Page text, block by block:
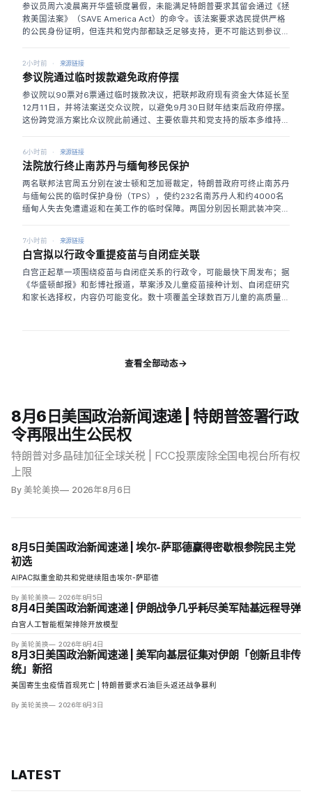
8月6日美国政治新闻速递 | 特朗普签署行政
令再限出生公民权
特朗普对多晶硅加征全球关税 | FCC投票废除全国电视台所有权
上限
By 美轮美换 2026年8月6日
8月5日美国政治新闻速递 | 埃尔-萨耶德赢得密歇根参院民主党
初选
AIPAC拟重金助共和党继续阻击埃尔-萨耶德
By 美轮美换 2026年8月5日
8月4日美国政治新闻速递 | 伊朗战争几乎耗尽美军陆基远程导弹
白宫人工智能框架排除开放模型
By 美轮美换 2026年8月4日
8月3日美国政治新闻速递 | 美军向基层征集对伊朗「创新且非传
统」新招
美国寄生虫疫情首现死亡 | 特朗普要求石油巨头返还战争暴利
By 美轮美换 2026年8月3日
令人沮丧且毫无成果。布兰奇正式接替被迫下台的帕姆·邦迪；其代理任
内司法部已与白宫维持异常紧密的协同，并重新寻求起诉符合特朗普意愿
的对象。此次确认不太改变司法部的即时运作，却让特朗普亲信以完整任
参议员周六凌晨离开华盛顿度暑假，未能满足特朗普要求其留会通过《拯
救美国法案》（SAVE America Act）的命令。该法案要求选民提供严格
的公民身份证明，但连共和党内部都缺乏足够支持，更不可能达到参议院
案部分内容塞进一项更大的共和党预算包，后者将为伊朗战争和五角大楼
补充资金。特朗普接受了替代路径，参院随即结束会期。事件显示特朗普
虽可设定甚至扰乱国会议程，却仍未完全掌控参议院的程序和票数；共和
党把投票资格限制与战争拨款捆绑，也可能令秋季预算谈判更具争议。证
明公民身份的要求可能影响无法方便取得文件的合格选民，相关版本仍将
参议院通过临时拨款避免政府停摆
2小时前 来源链接
参议院以90票对6票通过临时拨款决议，把联邦政府现有资金大体延长至
12月11日，并将法案送交众议院，以避免9月30日财年结束后政府停摆。
这份跨党派方案比众议院此前通过、主要依靠共和党支持的版本多维持一
拨款委员会主席苏珊·柯林斯则强调方案没有「毒丸」条款。众议院仍是
最大变数：参议院文本暂时阻止政治任命官员实施一项联邦拨款规则，民
主党担心该规则让政府任意取消补助，但这项限制也可能流失共和党票。
众议院8月31日复会后只剩数周协调；在过去一年发生两次创纪录停摆
后，两党在中期选举前都倾向把冲突推迟。📄 CBS News
法院放行终止南苏丹与缅甸移民保护
6小时前 来源链接
两名联邦法官周五分别在波士顿和芝加哥裁定，特朗普政府可终止南苏丹
与缅甸公民的临时保护身份（TPS），使约232名南苏丹人和约4000名
缅甸人失去免遭遣返和在美工作的临时保障。两国分别因长期武装冲突及
权限问题挑战，主张只有司法部长而非国土安全部可终止TPS。波士顿法
官帕蒂·萨里斯与芝加哥法官马修·肯内利均驳回该论点，认为否定国土安
全部终止资格的权力，也会动摇其长期延长保护的权限。国土安全部总法
律顾问称，目前只有埃塞俄比亚和索马里的TPS终止令仍受法院阻挡。两
项裁决延续最高法院保守派多数收紧下级法院审查的方向，并进一步打开
白宫拟以行政令重提疫苗与自闭症关联
7小时前 来源链接
白宫正起草一项围绕疫苗与自闭症关系的行政令，可能最快下周发布；据
《华盛顿邮报》和彭博社报道，草案涉及儿童疫苗接种计划、自闭症研究
和家长选择权，内容仍可能变化。数十项覆盖全球数百万儿童的高质量研
以「治愈自闭症的总统」留名，并认为削减疫苗可实现目标。卫生部长小
计划。 📄 Ars Technica
查看全部动态
LATEST